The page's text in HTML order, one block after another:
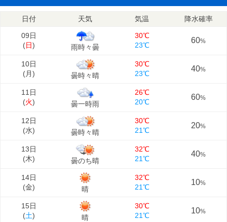
日付 天気 気温 降水確率
09日
(日) 雨時々曇
30℃
23℃
60%
10日
(月) 曇時々晴
30℃
23℃
40%
11日
(火) 曇一時雨
26℃
20℃
60%
12日
(水) 曇時々晴
30℃
21℃
20%
13日
(木) 曇のち晴
32℃
21℃
40%
14日
(金) 晴
32℃
21℃
10%
15日
(土) 晴
30℃
21℃
10%